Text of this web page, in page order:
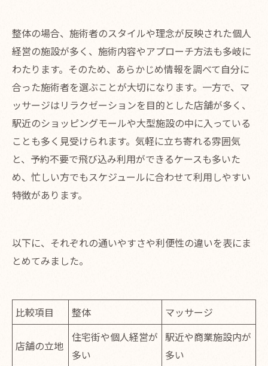
整体の場合、施術者のスタイルや理念が反映された個人
経営の施設が多く、施術内容やアプローチ方法も多岐に
わたります。そのため、あらかじめ情報を調べて自分に
合った施術者を選ぶことが大切になります。一方で、マ
ッサージはリラクゼーションを目的とした店舗が多く、
駅近のショッピングモールや大型施設の中に入っている
ことも多く見受けられます。気軽に立ち寄れる雰囲気
と、予約不要で飛び込み利用ができるケースも多いた
め、忙しい方でもスケジュールに合わせて利用しやすい
特徴があります。
以下に、それぞれの通いやすさや利便性の違いを表にま
とめてみました。
比較項目 整体 マッサージ
店舗の立地
住宅街や個人経営が
多い
駅近や商業施設内が
多い